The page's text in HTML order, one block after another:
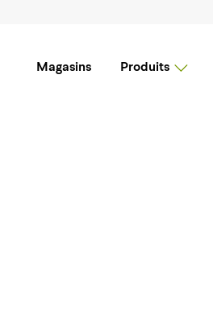
Magasins Produits